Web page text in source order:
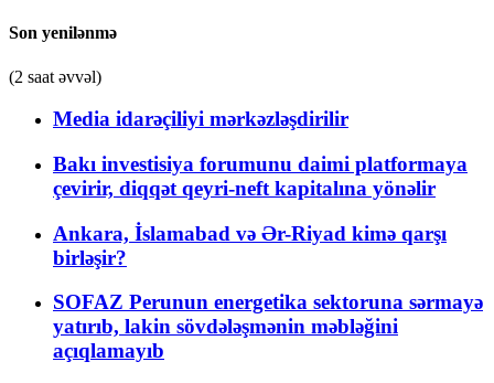
Son yenilənmə
(2 saat əvvəl)
Media idarəçiliyi mərkəzləşdirilir
Bakı investisiya forumunu daimi platformaya
çevirir, diqqət qeyri-neft kapitalına yönəlir
Ankara, İslamabad və Ər-Riyad kimə qarşı
birləşir?
SOFAZ Perunun energetika sektoruna sərmayə
yatırıb, lakin sövdələşmənin məbləğini
açıqlamayıb